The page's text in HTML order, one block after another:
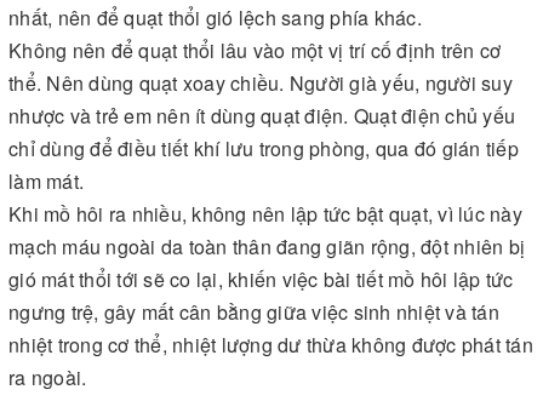
nhất, nên để quạt thổi gió lệch sang phía khác.
Không nên để quạt thổi lâu vào một vị trí cố định trên cơ
thể. Nên dùng quạt xoay chiều. Người già yếu, người suy
nhược và trẻ em nên ít dùng quạt điện. Quạt điện chủ yếu
chỉ dùng để điều tiết khí lưu trong phòng, qua đó gián tiếp
làm mát.
Khi mồ hôi ra nhiều, không nên lập tức bật quạt, vì lúc này
mạch máu ngoài da toàn thân đang giãn rộng, đột nhiên bị
gió mát thổi tới sẽ co lại, khiến việc bài tiết mồ hôi lập tức
ngưng trệ, gây mất cân bằng giữa việc sinh nhiệt và tán
nhiệt trong cơ thể, nhiệt lượng dư thừa không được phát tán
ra ngoài.